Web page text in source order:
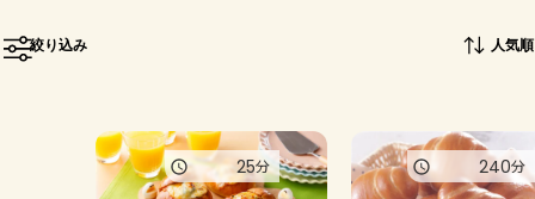
トーク
絞り込み 人気順
25分 240分